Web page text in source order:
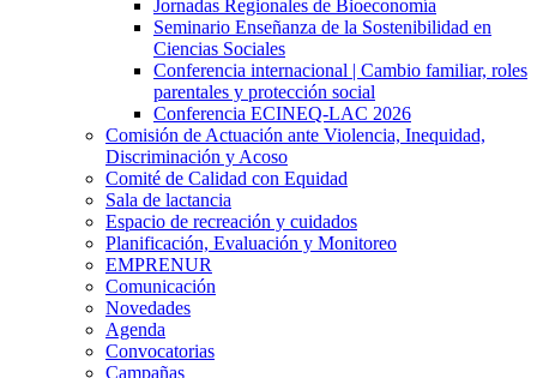
Jornadas Regionales de Bioeconomía
Seminario Enseñanza de la Sostenibilidad en
Ciencias Sociales
Conferencia internacional | Cambio familiar, roles
parentales y protección social
Conferencia ECINEQ-LAC 2026
Comisión de Actuación ante Violencia, Inequidad,
Discriminación y Acoso
Comité de Calidad con Equidad
Sala de lactancia
Espacio de recreación y cuidados
Planificación, Evaluación y Monitoreo
EMPRENUR
Comunicación
Novedades
Agenda
Convocatorias
Campañas